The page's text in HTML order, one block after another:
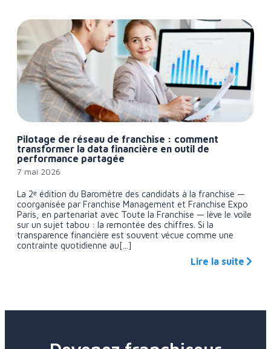
Pilotage de réseau de franchise : comment
transformer la data financière en outil de
performance partagée
7 mai 2026
La 2ᵉ édition du Baromètre des candidats à la franchise —
coorganisée par Franchise Management et Franchise Expo
Paris, en partenariat avec Toute la Franchise — lève le voile
sur un sujet tabou : la remontée des chiffres. Si la
transparence financière est souvent vécue comme une
contrainte quotidienne au[...]
Lire la suite